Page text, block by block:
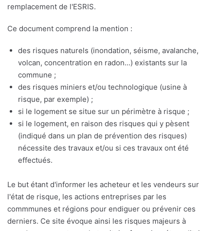
remplacement de l'ESRIS.
Ce document comprend la mention :
des risques naturels (inondation, séisme, avalanche,
volcan, concentration en radon...) existants sur la
commune ;
des risques miniers et/ou technologique (usine à
risque, par exemple) ;
si le logement se situe sur un périmètre à risque ;
si le logement, en raison des risques qui y pèsent
(indiqué dans un plan de prévention des risques)
nécessite des travaux et/ou si ces travaux ont été
effectués.
Le but étant d'informer les acheteur et les vendeurs sur
l'état de risque, les actions entreprises par les
commmunes et régions pour endiguer ou prévenir ces
derniers. Ce site évoque ainsi les risques majeurs à